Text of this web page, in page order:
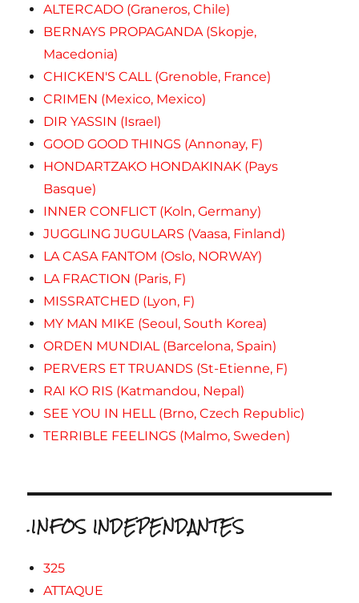
ALTERCADO (Graneros, Chile)
BERNAYS PROPAGANDA (Skopje,
Macedonia)
CHICKEN'S CALL (Grenoble, France)
CRIMEN (Mexico, Mexico)
DIR YASSIN (Israel)
GOOD GOOD THINGS (Annonay, F)
HONDARTZAKO HONDAKINAK (Pays
Basque)
INNER CONFLICT (Koln, Germany)
JUGGLING JUGULARS (Vaasa, Finland)
LA CASA FANTOM (Oslo, NORWAY)
LA FRACTION (Paris, F)
MISSRATCHED (Lyon, F)
MY MAN MIKE (Seoul, South Korea)
ORDEN MUNDIAL (Barcelona, Spain)
PERVERS ET TRUANDS (St-Etienne, F)
RAI KO RIS (Katmandou, Nepal)
SEE YOU IN HELL (Brno, Czech Republic)
TERRIBLE FEELINGS (Malmo, Sweden)
.INFOS INDEPENDANTES
325
ATTAQUE